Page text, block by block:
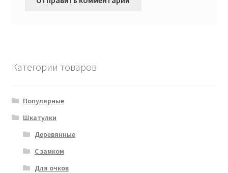
Категории товаров
Популярные
Шкатулки
Деревянные
С замком
Для очков